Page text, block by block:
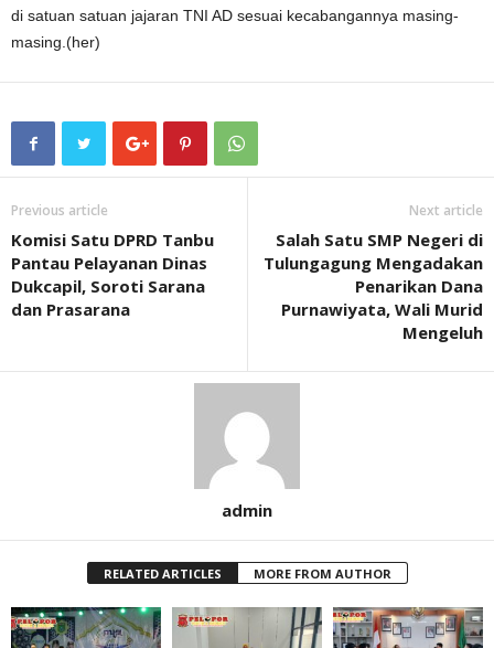
di satuan satuan jajaran TNI AD sesuai kecabangannya masing-
masing.(her)
Previous article
Komisi Satu DPRD Tanbu
Pantau Pelayanan Dinas
Dukcapil, Soroti Sarana
dan Prasarana
Next article
Salah Satu SMP Negeri di
Tulungagung Mengadakan
Penarikan Dana
Purnawiyata, Wali Murid
Mengeluh
admin
RELATED ARTICLES MORE FROM AUTHOR